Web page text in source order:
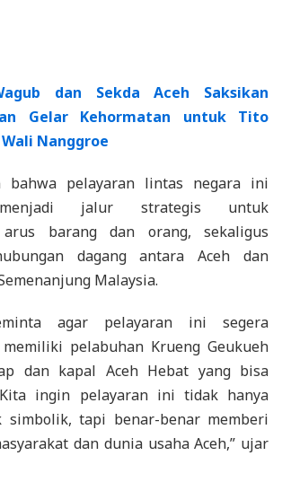
dan Sekda Aceh Saksikan
Gelar Kehormatan untuk Tito
Nanggroe
bahwa pelayaran lintas negara ini
jalur strategis untuk
arus barang dan orang, sekaligus
dagang antara Aceh dan
Malaysia.
agar pelayaran ini segera
pelabuhan Krueng Geukueh
dan kapal Aceh Hebat yang bisa
ingin pelayaran ini tidak hanya
simbolik, tapi benar-benar memberi
dan dunia usaha Aceh,” ujar